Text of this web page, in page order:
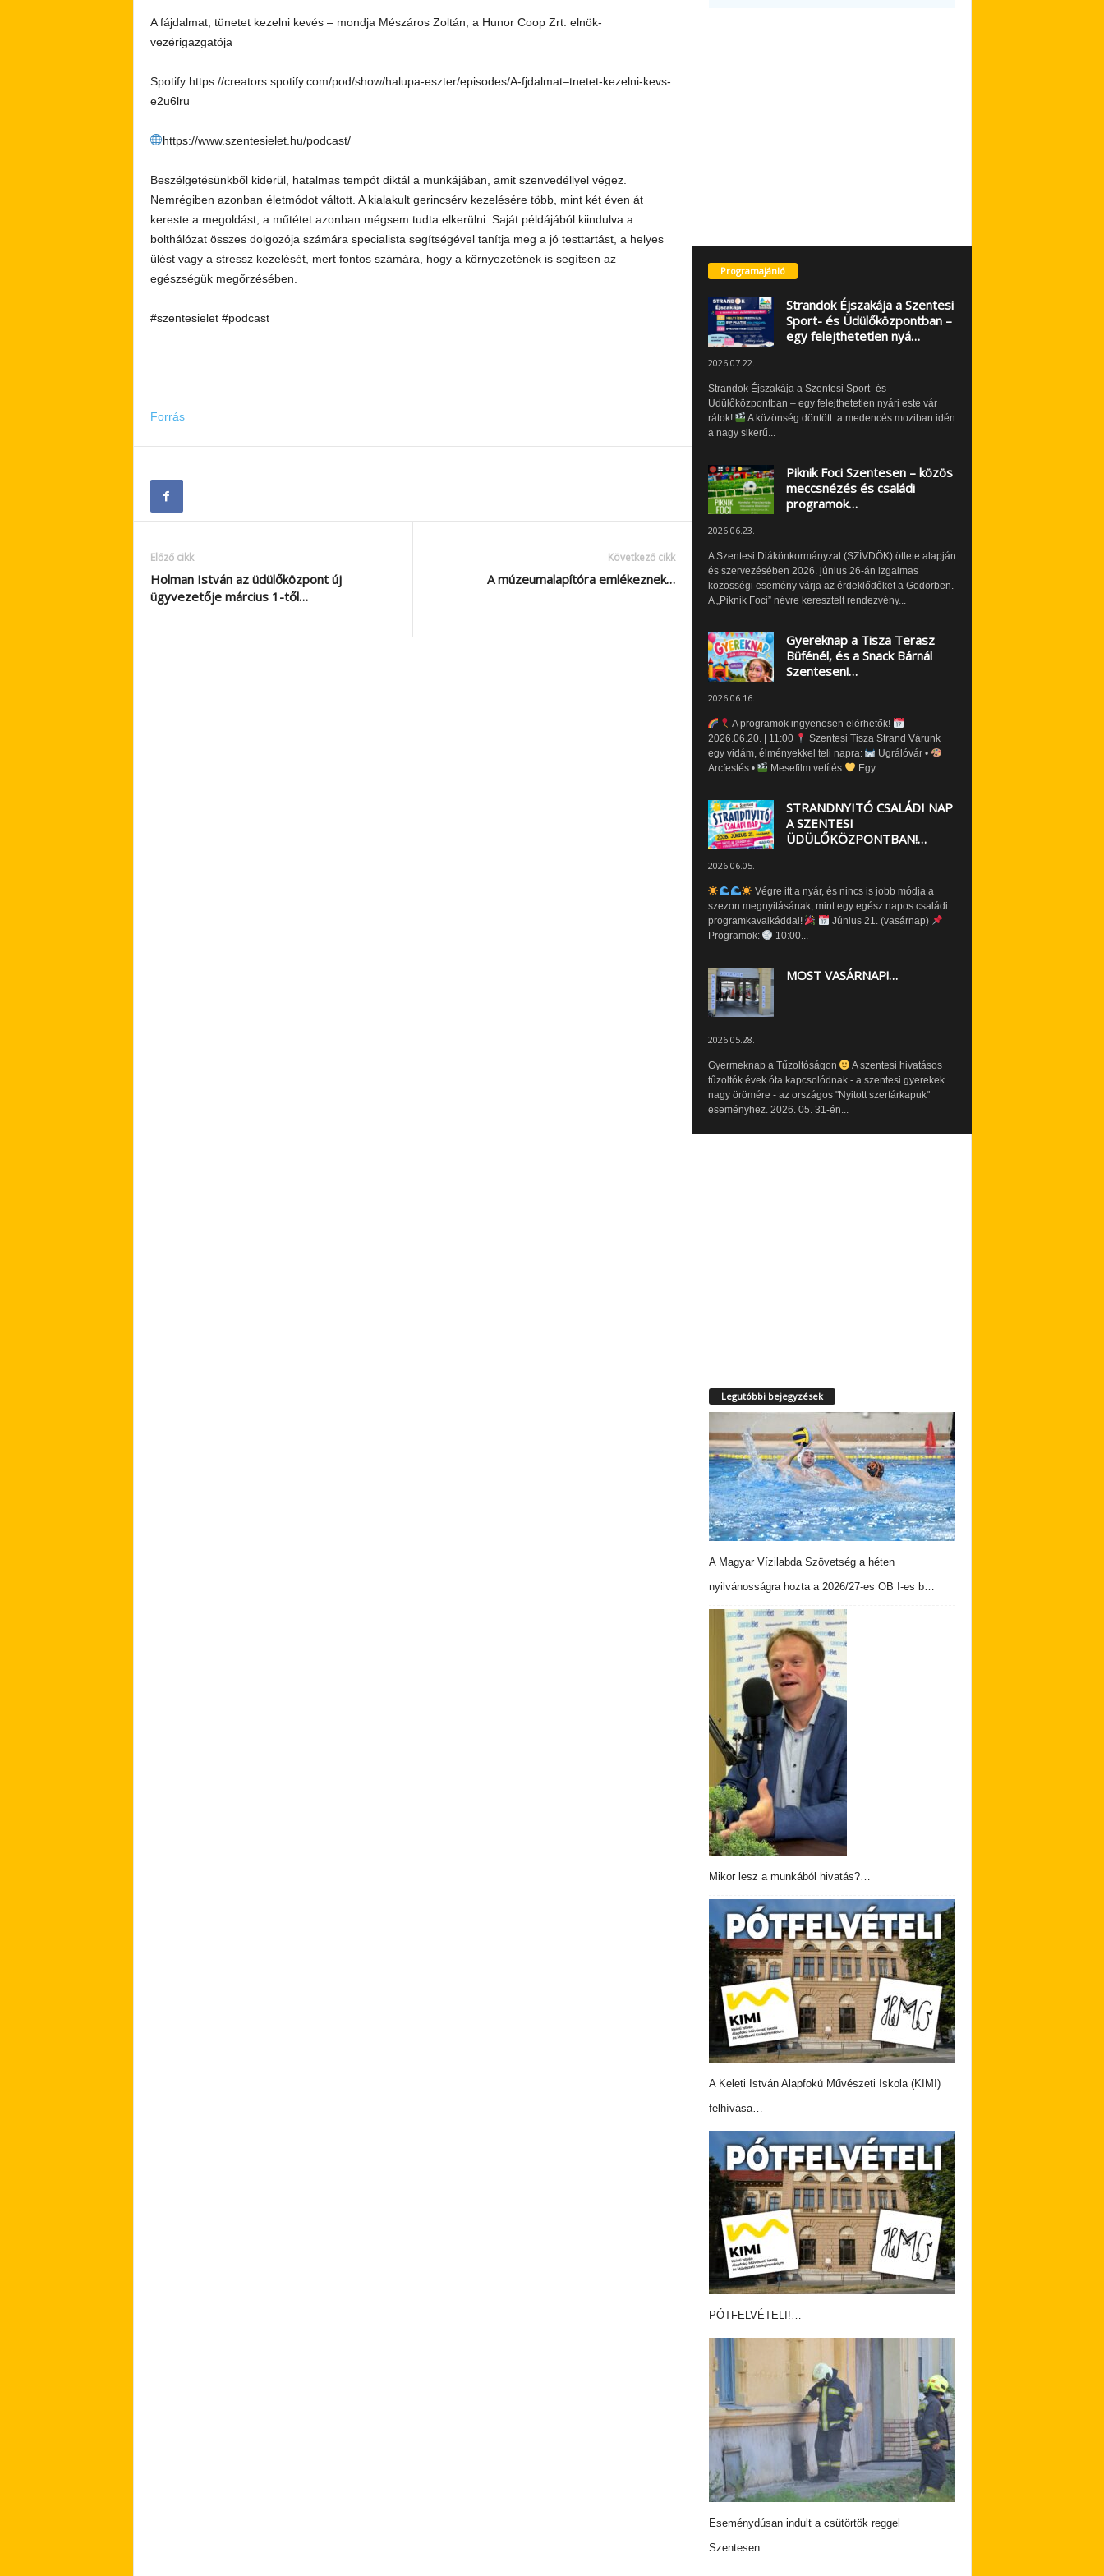
A fájdalmat, tünetet kezelni kevés – mondja Mészáros Zoltán, a Hunor Coop Zrt. elnök-
vezérigazgatója
Spotify:https://creators.spotify.com/pod/show/halupa-eszter/episodes/A-fjdalmat–tnetet-kezelni-kevs-
e2u6lru
https://www.szentesielet.hu/podcast/
Beszélgetésünkből kiderül, hatalmas tempót diktál a munkájában, amit szenvedéllyel végez.
Nemrégiben azonban életmódot váltott. A kialakult gerincsérv kezelésére több, mint két éven át
kereste a megoldást, a műtétet azonban mégsem tudta elkerülni. Saját példájából kiindulva a
bolthálózat összes dolgozója számára specialista segítségével tanítja meg a jó testtartást, a helyes
ülést vagy a stressz kezelését, mert fontos számára, hogy a környezetének is segítsen az
egészségük megőrzésében.
#szentesielet #podcast
Forrás
Előző cikk
Holman István az üdülőközpont új
ügyvezetője március 1-től…
Következő cikk
A múzeumalapítóra emlékeznek…
Programajánló
Strandok Éjszakája a Szentesi
Sport- és Üdülőközpontban –
egy felejthetetlen nyá…
2026.07.22.
Strandok Éjszakája a Szentesi Sport- és
Üdülőközpontban – egy felejthetetlen nyári este vár
rátok!
A közönség döntött: a medencés moziban idén
a nagy sikerű...
Piknik Foci Szentesen – közös
meccsnézés és családi
programok…
2026.06.23.
A Szentesi Diákönkormányzat (SZÍVDÖK) ötlete alapján
és szervezésében 2026. június 26-án izgalmas
közösségi esemény várja az érdeklődőket a Gödörben.
A „Piknik Foci” névre keresztelt rendezvény...
Gyereknap a Tisza Terasz
Büfénél, és a Snack Bárnál
Szentesen!…
2026.06.16.
A programok ingyenesen elérhetők!
2026.06.20. | 11:00
Szentesi Tisza Strand Várunk
egy vidám, élményekkel teli napra:
Ugrálóvár •
Arcfestés •
Mesefilm vetítés Egy...
STRANDNYITÓ CSALÁDI NAP
A SZENTESI
ÜDÜLŐKÖZPONTBAN!…
2026.06.05.
Végre itt a nyár, és nincs is jobb módja a
szezon megnyitásának, mint egy egész napos családi
programkavalkáddal!
Június 21. (vasárnap)
Programok:
10:00...
MOST VASÁRNAP!…
2026.05.28.
Gyermeknap a Tűzoltóságon
A szentesi hivatásos
tűzoltók évek óta kapcsolódnak - a szentesi gyerekek
nagy örömére - az országos "Nyitott szertárkapuk"
eseményhez. 2026. 05. 31-én...
Legutóbbi bejegyzések
A Magyar Vízilabda Szövetség a héten
nyilvánosságra hozta a 2026/27-es OB I-es b…
Mikor lesz a munkából hivatás?…
A Keleti István Alapfokú Művészeti Iskola (KIMI)
felhívása…
PÓTFELVÉTELI!…
Eseménydúsan indult a csütörtök reggel
Szentesen…